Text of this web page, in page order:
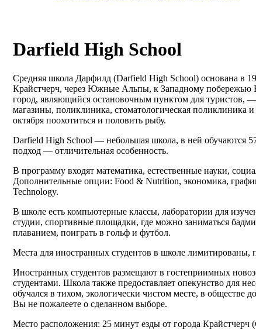
Darfield High School
Средняя школа Дарфилд (Darfield High School) основана в
Крайстчерч, через Южные Альпы, к Западному побережью
город, являющийся остановочным пунктом для туристов,
магазины, поликлиника, стоматологическая поликлиника
октября поохотиться и половить рыбу.
Darfield High School — небольшая школа, в ней обучаются
подход — отличительная особенность.
В программу входят математика, естественные науки,
Дополнительные опции: Food & Nutrition, экономика,
Technology.
В школе есть компьютерные классы, лаборатории для
студии, спортивные площадки, где можно заниматься
плаванием, поиграть в гольф и футбол.
Места для иностранных студентов в школе лимитированы,
Иностранных студентов размещают в гостеприимных
студентами. Школа также предоставляет опекунство для
обучался в тихом, экологически чистом месте, в обществе
Вы не пожалеете о сделанном выборе.
Место расположения: 25 минут езды от города Крайстчерч